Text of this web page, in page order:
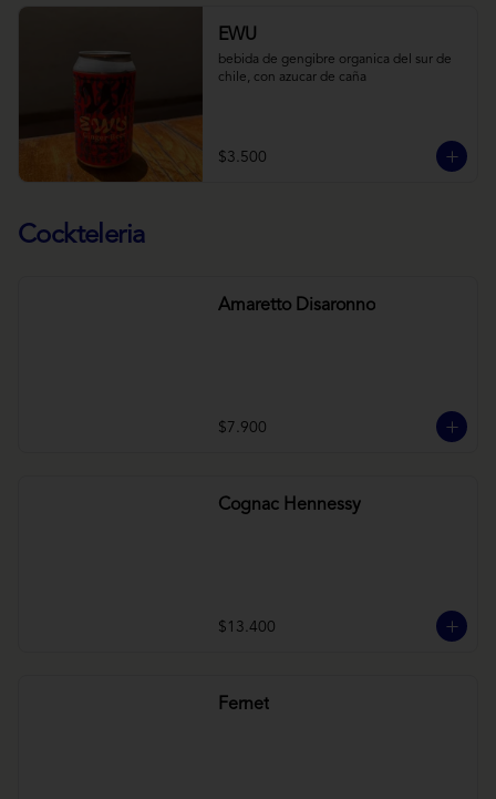
EWU
bebida de gengibre organica del sur de
chile, con azucar de caña
$3.500
Cockteleria
Amaretto Disaronno
$7.900
Cognac Hennessy
$13.400
Fernet